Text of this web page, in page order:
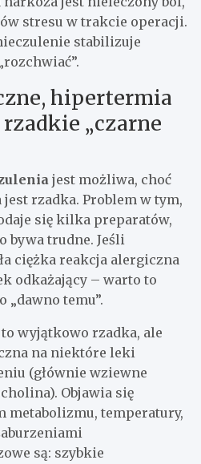
stresu w trakcie operacji.
stabilizuje
hipertermia
„czarne
jest możliwa, choć
rzadka. Problem w tym,
się kilka preparatów,
bywa trudne. Jeśli
ciężka reakcja alergiczna
odkażający – warto to
„dawno temu”.
to wyjątkowo rzadka, ale
na niektóre leki
(głównie wziewne
Objawia się
metabolizmu, temperatury,
są: szybkie